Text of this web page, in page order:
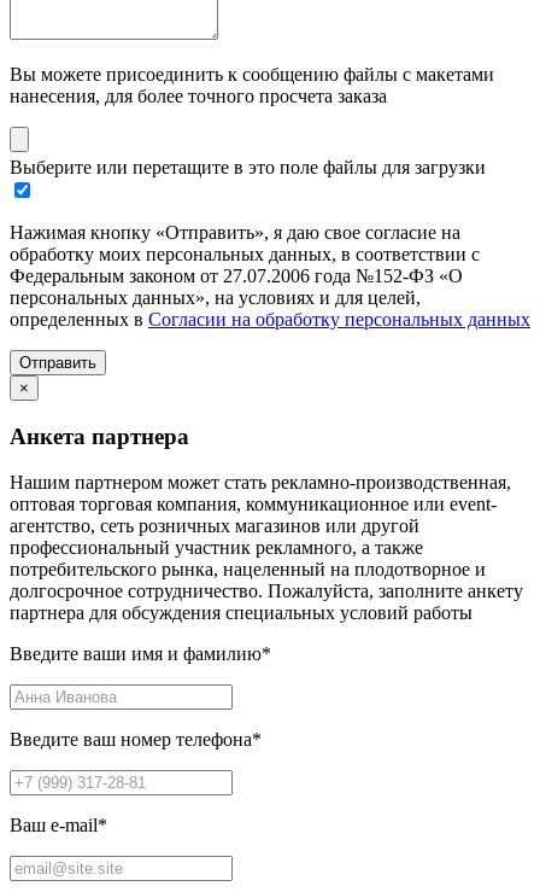
Вы можете присоединить к сообщению файлы с макетами
нанесения, для более точного просчета заказа
Выберите или перетащите в это поле файлы для загрузки
Нажимая кнопку «Отправить», я даю свое согласие на
обработку моих персональных данных, в соответствии с
Федеральным законом от 27.07.2006 года №152-ФЗ «О
персональных данных», на условиях и для целей,
определенных в Согласии на обработку персональных данных
Отправить
×
Анкета партнера
Нашим партнером может стать рекламно-производственная,
оптовая торговая компания, коммуникационное или event-
агентство, сеть розничных магазинов или другой
профессиональный участник рекламного, а также
потребительского рынка, нацеленный на плодотворное и
долгосрочное сотрудничество. Пожалуйста, заполните анкету
партнера для обсуждения специальных условий работы
Введите ваши имя и фамилию*
Введите ваш номер телефона*
Ваш e-mail*